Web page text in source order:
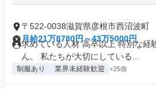
〒522-0038滋賀県彦根市西沼波町
月給21万8780円～43万5000円
求めている人材 高卒以上 特別な経
ん。 私たちが大切にしている...
制服あり 業界未経験歓迎 +25個